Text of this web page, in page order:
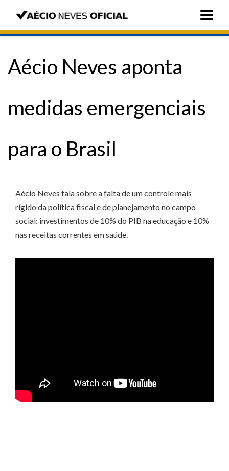
Aécio Neves aponta
medidas emergenciais
para o Brasil
Aécio Neves fala sobre a falta de um controle mais
rígido da política fiscal e de planejamento no campo
social: investimentos de 10% do PIB na educação e 10%
nas receitas correntes em saúde.